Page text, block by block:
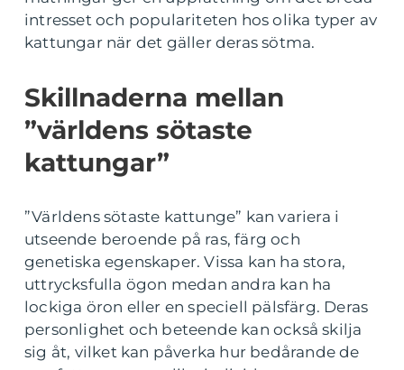
intresset och populariteten hos olika typer av
kattungar när det gäller deras sötma.
Skillnaderna mellan
”världens sötaste
kattungar”
”Världens sötaste kattunge” kan variera i
utseende beroende på ras, färg och
genetiska egenskaper. Vissa kan ha stora,
uttrycksfulla ögon medan andra kan ha
lockiga öron eller en speciell pälsfärg. Deras
personlighet och beteende kan också skilja
sig åt, vilket kan påverka hur bedårande de